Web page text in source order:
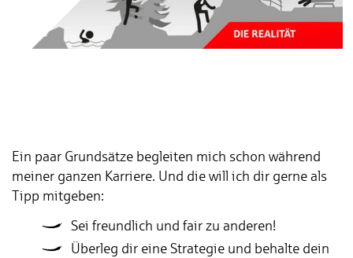
Ein paar Grundsätze begleiten mich schon während
meiner ganzen Karriere. Und die will ich dir gerne als
Tipp mitgeben:
Sei freundlich und fair zu anderen!
Überleg dir eine Strategie und behalte dein